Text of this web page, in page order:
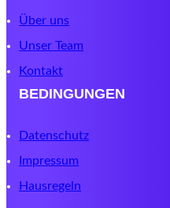
Über uns
Unser Team
Kontakt
BEDINGUNGEN
Datenschutz
Impressum
Hausregeln